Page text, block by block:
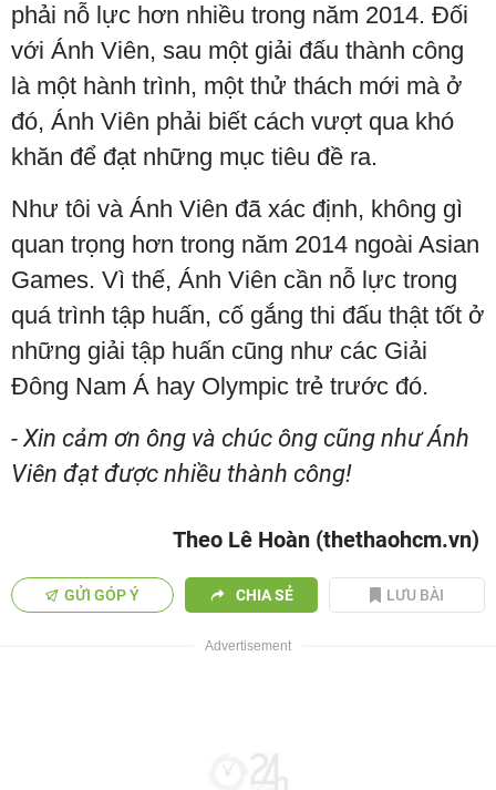
phải nỗ lực hơn nhiều trong năm 2014. Đối
với Ánh Viên, sau một giải đấu thành công
là một hành trình, một thử thách mới mà ở
đó, Ánh Viên phải biết cách vượt qua khó
khăn để đạt những mục tiêu đề ra.
Như tôi và Ánh Viên đã xác định, không gì
quan trọng hơn trong năm 2014 ngoài Asian
Games. Vì thế, Ánh Viên cần nỗ lực trong
quá trình tập huấn, cố gắng thi đấu thật tốt ở
những giải tập huấn cũng như các Giải
Đông Nam Á hay Olympic trẻ trước đó.
- Xin cảm ơn ông và chúc ông cũng như Ánh
Viên đạt được nhiều thành công!
Theo Lê Hoàn (thethaohcm.vn)
GỬI GÓP Ý CHIA SẺ LƯU BÀI